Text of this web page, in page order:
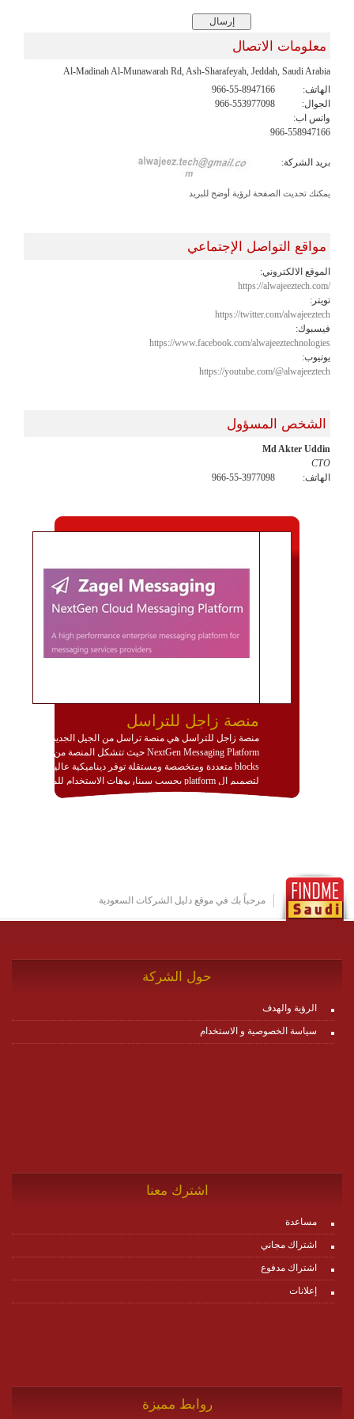
معلومات الاتصال
Al-Madinah Al-Munawarah Rd, Ash-Sharafeyah, Jeddah, Saudi Arabia
الهاتف:
966-55-8947166
الجوال:
966-553977098
واتس اب:
966-558947166
بريد الشركة:
يمكنك تحديث الصفحة لرؤية أوضح للبريد
مواقع التواصل الإجتماعي
الموقع الالكتروني:
https://alwajeeztech.com/
تويتر:
https://twitter.com/alwajeeztech
فيسبوك:
https://www.facebook.com/alwajeeztechnologies
يوتيوب:
https://youtube.com/@alwajeeztech
الشخص المسؤول
Md Akter Uddin
CTO
الهاتف:
966-55-3977098
منصة زاجل للتراسل
منصة زاجل للتراسل هي منصة تراسل من الجيل الجديد
NextGen Messaging Platform حيث تتشكل المنصة من
blocks متعددة ومتخصصة ومستقلة توفر ديناميكية عالية
لتصميم ال platform بحسب سيناريوهات الاستخدام للمنصة
وتتوافق مع النشر والاستثمار ضمن بيئة استضافة dedicated
http://www.plutosms.com/zagel
مرحباً بك في موقع دليل الشركات السعودية
حول الشركة
الرؤية والهدف
سياسة الخصوصية و الاستخدام
اشترك معنا
مساعدة
اشتراك مجاني
اشتراك مدفوع
إعلانات
روابط مميزة